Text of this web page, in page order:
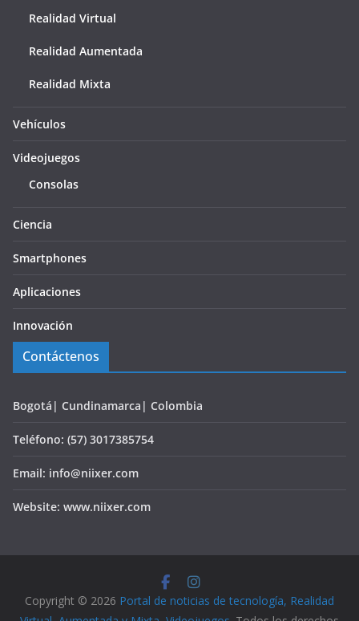
Realidad Virtual
Realidad Aumentada
Realidad Mixta
Vehículos
Videojuegos
Consolas
Ciencia
Smartphones
Aplicaciones
Innovación
Contáctenos
Bogotá| Cundinamarca| Colombia
Teléfono: (57) 3017385754
Email: info@niixer.com
Website: www.niixer.com
Copyright © 2026 Portal de noticias de tecnología, Realidad